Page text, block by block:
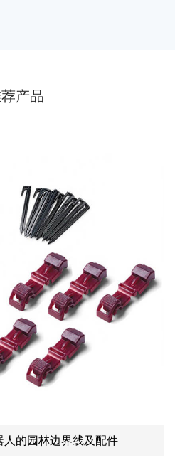
产品
人的园林边界线及配件